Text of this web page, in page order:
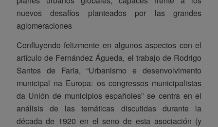
nuevos desafíos planteados por las grandes
aglomeraciones
Confluyendo felizmente en algunos aspectos con el
artículo de Fernández Águeda, el trabajo de Rodrigo
Santos de Faria, “Urbanismo e desenvolvimento
municipal na Europa: os congressos municipalistas
da Unión de municipios españoles” se centra en el
análisis de las temáticas discutidas durante la
década de 1920 en el seno de esta asociación (y